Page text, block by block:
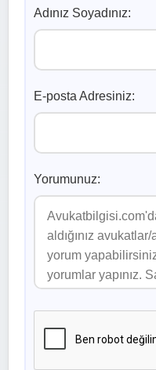
Adınız Soyadınız:
E-posta Adresiniz:
Yorumunuz: